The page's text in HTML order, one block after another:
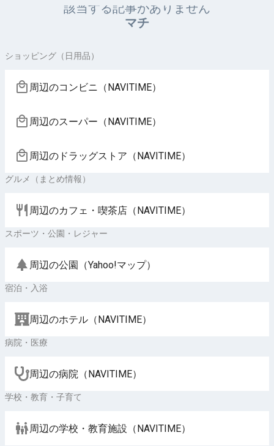
該当する記事がありません
マチ
ショッピング（日用品）
周辺のコンビニ（NAVITIME）
周辺のスーパー（NAVITIME）
周辺のドラッグストア（NAVITIME）
グルメ（まとめ情報）
周辺のカフェ・喫茶店（NAVITIME）
スポーツ・公園・レジャー
周辺の公園（Yahoo!マップ）
宿泊・入浴
周辺のホテル（NAVITIME）
病院・医療
周辺の病院（NAVITIME）
学校・教育・子育て
周辺の学校・教育施設（NAVITIME）